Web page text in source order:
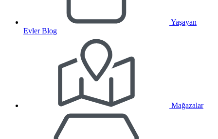
Yaşayan
Evler Blog
Mağazalar